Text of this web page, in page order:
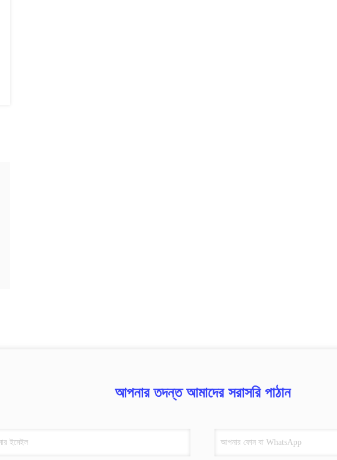
আপনার তদন্ত আমাদের সরাসরি পাঠান